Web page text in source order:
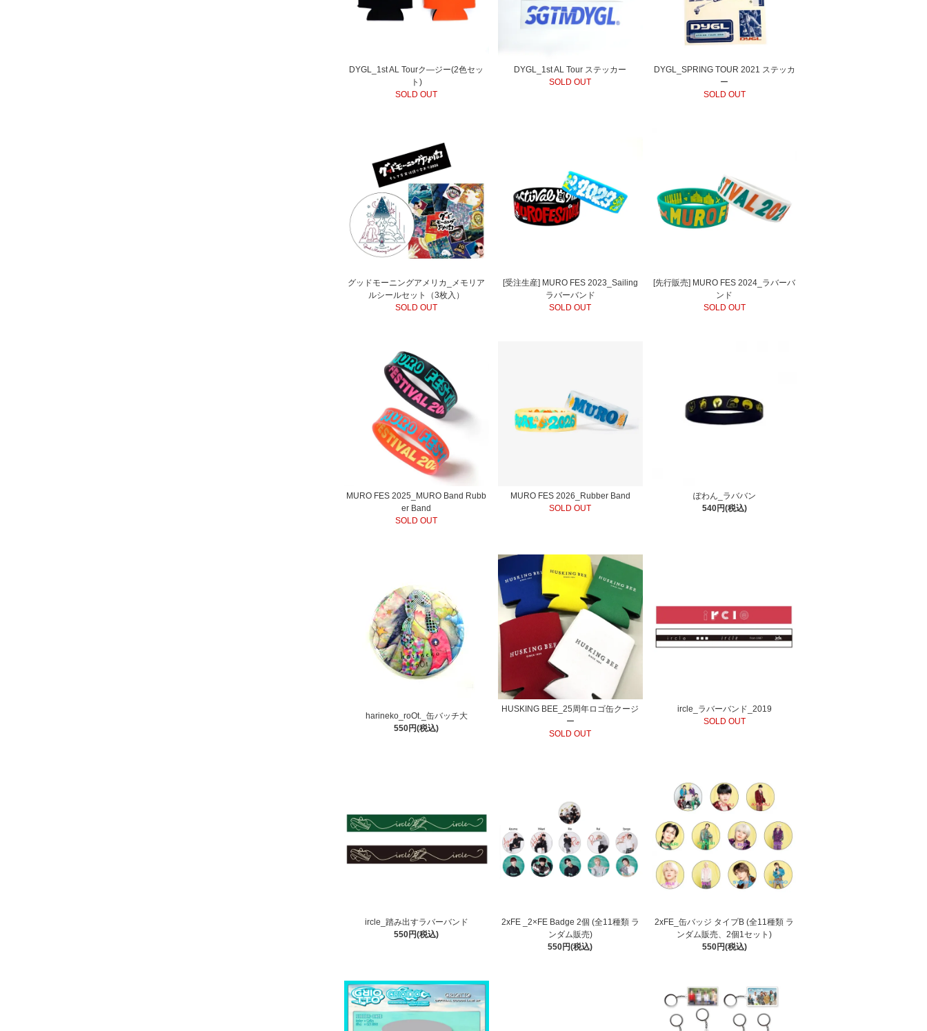
DYGL_1st AL Tourク―ジー(2色セッ
ト)
SOLD OUT
DYGL_1st AL Tour ステッカー
SOLD OUT
DYGL_SPRING TOUR 2021 ステッカ
ー
SOLD OUT
グッドモーニングアメリカ_メモリア
ルシールセット（3枚入）
SOLD OUT
[受注生産] MURO FES 2023_Sailing
ラバーバンド
SOLD OUT
[先行販売] MURO FES 2024_ラバーバ
ンド
SOLD OUT
MURO FES 2025_MURO Band Rubb
er Band
SOLD OUT
MURO FES 2026_Rubber Band
SOLD OUT
ぽわん_ラババン
540円(税込)
harineko_roOt._缶バッチ大
550円(税込)
HUSKING BEE_25周年ロゴ缶クージ
ー
SOLD OUT
ircle_ラバーバンド_2019
SOLD OUT
ircle_踏み出すラバーバンド
550円(税込)
2xFE _2×FE Badge 2個 (全11種類 ラ
ンダム販売)
550円(税込)
2xFE_缶バッジ タイプB (全11種類 ラ
ンダム販売、2個1セット)
550円(税込)